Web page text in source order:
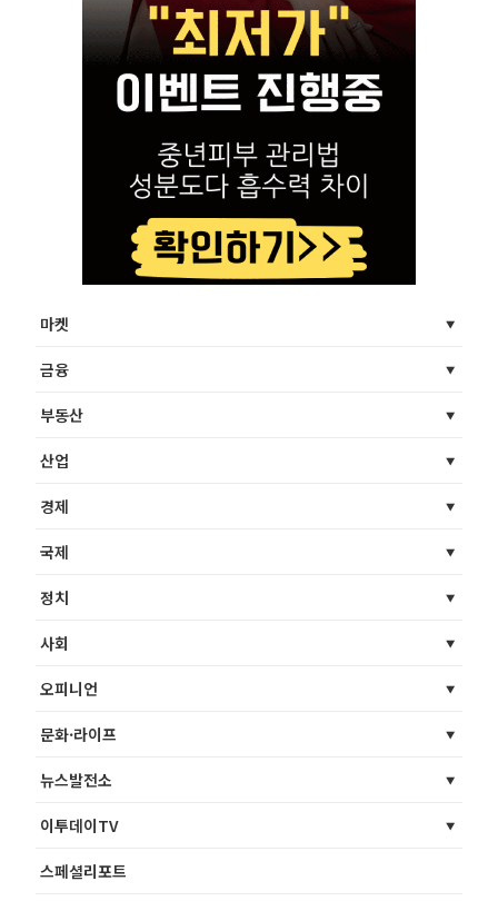
마켓
금융
부동산
산업
경제
국제
정치
사회
오피니언
문화·라이프
뉴스발전소
이투데이TV
스페셜리포트